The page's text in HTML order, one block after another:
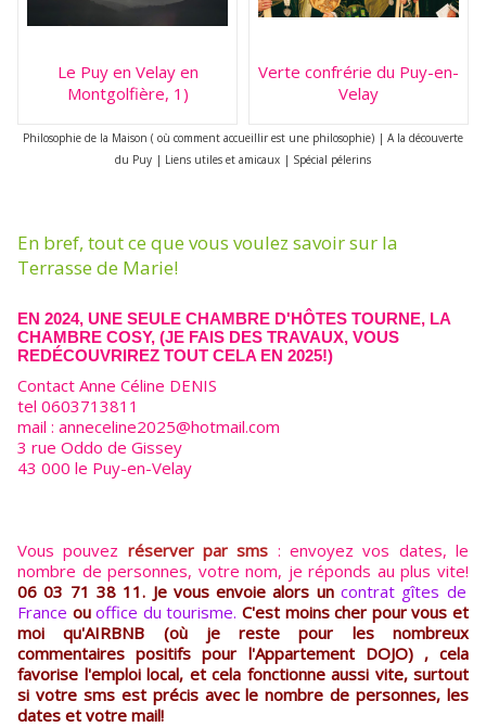
Le Puy en Velay en
Montgolfière, 1)
Verte confrérie du Puy-en-
Velay
Philosophie de la Maison ( où comment accueillir est une philosophie) | A la découverte
du Puy | Liens utiles et amicaux | Spécial pélerins
En bref, tout ce que vous voulez savoir sur la
Terrasse de Marie!
EN 2024, UNE SEULE CHAMBRE D'HÔTES TOURNE, LA
CHAMBRE COSY, (JE FAIS DES TRAVAUX, VOUS
REDÉCOUVRIREZ TOUT CELA EN 2025!)
Contact Anne Céline DENIS
tel 0603713811
mail : anneceline2025@hotmail.com
3 rue Oddo de Gissey
43 000 le Puy-en-Velay
Vous pouvez réserver par sms : envoyez vos dates, le
nombre de personnes, votre nom, je réponds au plus vite!
06 03 71 38 11. Je vous envoie alors uncontrat gîtes de
France ouoffice du tourisme. C'est moins cher pour vous et
moi qu'AIRBNB (où je reste pour les nombreux
commentaires positifs pour l'Appartement DOJO) , cela
favorise l'emploi local, et cela fonctionne aussi vite, surtout
si votre sms est précis avec le nombre de personnes, les
dates et votre mail!